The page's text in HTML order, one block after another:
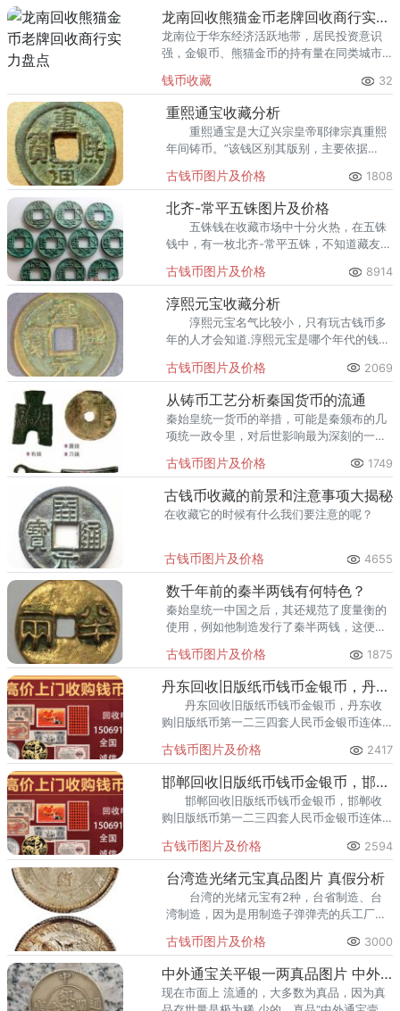
回收渠道里，能精准识别版别溢
龙南回收熊猫金币老牌回收商行实力盘点
龙南位于华东经济活跃地带，居民投资意识
强，金银币、熊猫金币的持有量在同类城市
熊猫金币的需求就明显升温，但鱼龙混杂的
回收渠道里，能精准识别版别溢
钱币收藏 32
重熙通宝收藏分析
重熙通宝是大辽兴宗皇帝耶律宗真重熙
年间铸币。”该钱区别其版别，主要依据
通。其铜质番红，辽钱常材。
古钱币图片及价格 1808
北齐-常平五铢图片及价格
五铢钱在收藏市场中十分火热，在五铢
钱中，有一枚北齐-常平五铢，不知道藏友们
下这款藏品。
古钱币图片及价格 8914
淳熙元宝收藏分析
淳熙元宝名气比较小，只有玩古钱币多
年的人才会知道.淳熙元宝是哪个年代的钱？
铸，大约是淳熙七年开始铸造。
古钱币图片及价格 2069
从铸币工艺分析秦国货币的流通
秦始皇统一货币的举措，可能是秦颁布的几
项统一政令里，对后世影响最为深刻的一
亡之后，却依然为后代所使用。
古钱币图片及价格 1749
古钱币收藏的前景和注意事项大揭秘
在收藏它的时候有什么我们要注意的呢？
古钱币图片及价格 4655
数千年前的秦半两钱有何特色？
秦始皇统一中国之后，其还规范了度量衡的
使用，例如他制造发行了秦半两钱，这便是
古钱币图片及价格 1875
丹东回收旧版纸币钱币金银币，丹东收购第一二三四套人民币金银币
丹东回收旧版纸币钱币金银币，丹东收
购旧版纸币第一二三四套人民币金银币连体
古钱币图片及价格 2417
邯郸回收旧版纸币钱币金银币，邯郸收购第一二三四套人民币
邯郸回收旧版纸币钱币金银币，邯郸收
购旧版纸币第一二三四套人民币金银币连体
民币，如一版币、二版币、三版币、整捆/包/
条四版币
古钱币图片及价格 2594
台湾造光绪元宝真品图片 真假分析
台湾的光绪元宝有2种，台省制造、台
湾制造，因为是用制造子弹弹壳的兵工厂机
三分六厘的小银币。 1890年台湾制造光
绪元宝库平七分二厘。
古钱币图片及价格 3000
中外通宝关平银一两真品图片 中外通宝的特点
现在市面上 流通的，大多数为真品，因为真